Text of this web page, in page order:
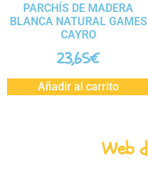
PARCHÍS DE MADERA
BLANCA NATURAL GAMES
CAYRO
23,65€
Añadir al carrito
Web